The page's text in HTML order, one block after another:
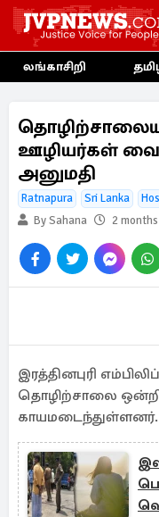
லங்காசிறி
ஊழியர்கள்
அனுமதி
Ratnapura Sri Lanka
By Sahana
2
இரத்தினபுரி
தொழிற்சாலை
காயமடைந்துள்ளனர்.